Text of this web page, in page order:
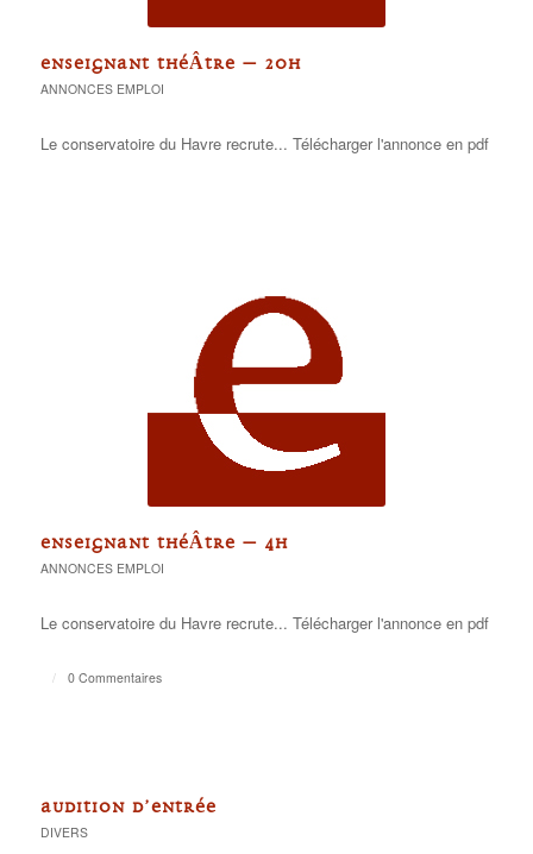
ENSEIGNANT THÉÂTRE – 20H
ANNONCES EMPLOI
Le conservatoire du Havre recrute... Télécharger l'annonce en pdf
ENSEIGNANT THÉÂTRE – 4H
ANNONCES EMPLOI
Le conservatoire du Havre recrute... Télécharger l'annonce en pdf
/ 0 Commentaires
AUDITION D’ENTRÉE
DIVERS